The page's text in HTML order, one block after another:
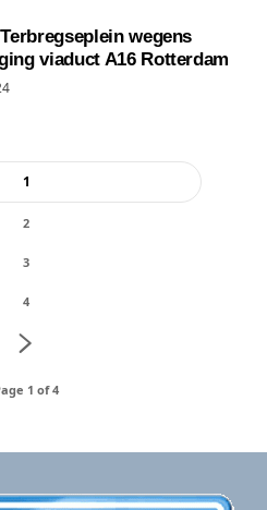
wegens
viaduct A16 Rotterdam
1
2
3
4
1 of 4